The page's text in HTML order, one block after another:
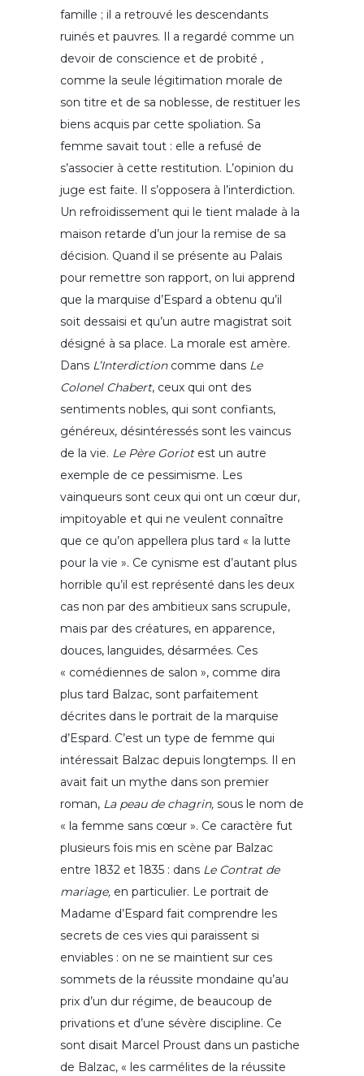
famille ; il a retrouvé les descendants
ruinés et pauvres. Il a regardé comme un
devoir de conscience et de probité ,
comme la seule légitimation morale de
son titre et de sa noblesse, de restituer les
biens acquis par cette spoliation. Sa
femme savait tout : elle a refusé de
s’associer à cette restitution. L’opinion du
juge est faite. Il s’opposera à l’interdiction.
Un refroidissement qui le tient malade à la
maison retarde d’un jour la remise de sa
décision. Quand il se présente au Palais
pour remettre son rapport, on lui apprend
que la marquise d’Espard a obtenu qu’il
soit dessaisi et qu’un autre magistrat soit
désigné à sa place. La morale est amère.
Dans L’Interdictioncomme dans Le
Colonel Chabert, ceux qui ont des
sentiments nobles, qui sont confiants,
généreux, désintéressés sont les vaincus
de la vie. Le Père Goriotest un autre
exemple de ce pessimisme. Les
vainqueurs sont ceux qui ont un cœur dur,
impitoyable et qui ne veulent connaître
que ce qu’on appellera plus tard « la lutte
pour la vie ». Ce cynisme est d’autant plus
horrible qu’il est représenté dans les deux
cas non par des ambitieux sans scrupule,
mais par des créatures, en apparence,
douces, languides, désarmées. Ces
« comédiennes de salon », comme dira
plus tard Balzac, sont parfaitement
décrites dans le portrait de la marquise
d’Espard. C’est un type de femme qui
intéressait Balzac depuis longtemps. Il en
avait fait un mythe dans son premier
roman, La peau de chagrin, sous le nom de
« la femme sans cœur ». Ce caractère fut
plusieurs fois mis en scène par Balzac
entre 1832 et 1835 : dans Le Contrat de
mariage, en particulier. Le portrait de
Madame d’Espard fait comprendre les
secrets de ces vies qui paraissent si
enviables : on ne se maintient sur ces
sommets de la réussite mondaine qu’au
prix d’un dur régime, de beaucoup de
privations et d’une sévère discipline. Ce
sont disait Marcel Proust dans un pastiche
de Balzac, « les carmélites de la réussite